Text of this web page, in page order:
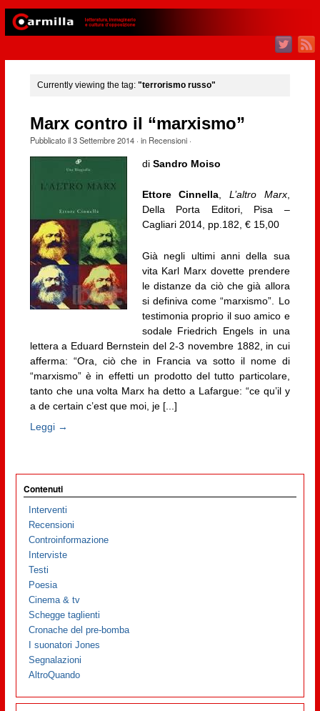
Currently viewing the tag: "terrorismo russo"
Marx contro il “marxismo”
Pubblicato il3 Settembre 2014· in Recensioni·
di Sandro Moiso
Ettore Cinnella,L’altro Marx,
Della Porta Editori, Pisa –
Cagliari 2014, pp.182, € 15,00
Già negli ultimi anni della sua
vita Karl Marx dovette prendere
le distanze da ciò che già allora
si definiva come “marxismo”. Lo
testimonia proprio il suo amico e
sodale Friedrich Engels in una
lettera a Eduard Bernstein del 2-3 novembre 1882, in cui
afferma: “Ora, ciò che in Francia va sotto il nome di
“marxismo” è in effetti un prodotto del tutto particolare,
tanto che una volta Marx ha detto a Lafargue: “ce qu’il y
a de certain c’est que moi, je [...]
Leggi →
Contenuti
Interventi
Recensioni
Controinformazione
Interviste
Testi
Poesia
Cinema & tv
Schegge taglienti
Cronache del pre-bomba
I suonatori Jones
Segnalazioni
AltroQuando